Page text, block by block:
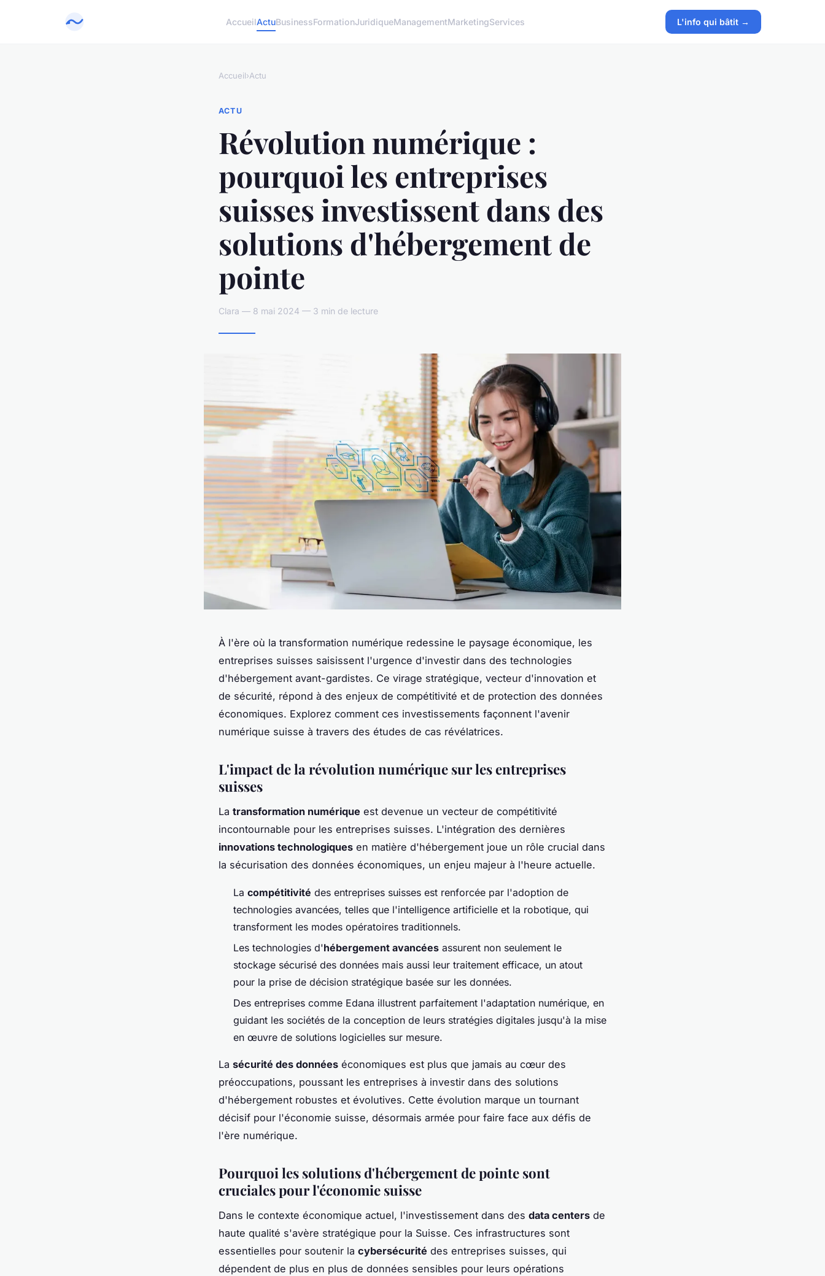
AccueilActuBusinessFormationJuridiqueManagementMarketingServices L'info qui bâtit →
Accueil›Actu
ACTU
Révolution numérique :
pourquoi les entreprises
suisses investissent dans des
solutions d'hébergement de
pointe
Clara — 8 mai 2024 — 3 min de lecture
À l'ère où la transformation numérique redessine le paysage économique, les
entreprises suisses saisissent l'urgence d'investir dans des technologies
d'hébergement avant-gardistes. Ce virage stratégique, vecteur d'innovation et
de sécurité, répond à des enjeux de compétitivité et de protection des données
économiques. Explorez comment ces investissements façonnent l'avenir
numérique suisse à travers des études de cas révélatrices.
L'impact de la révolution numérique sur les entreprises
suisses
La transformation numérique est devenue un vecteur de compétitivité
incontournable pour les entreprises suisses. L'intégration des dernières
innovations technologiques en matière d'hébergement joue un rôle crucial dans
la sécurisation des données économiques, un enjeu majeur à l'heure actuelle.
La compétitivité des entreprises suisses est renforcée par l'adoption de
technologies avancées, telles que l'intelligence artificielle et la robotique, qui
transforment les modes opératoires traditionnels.
Les technologies d'hébergement avancées assurent non seulement le
stockage sécurisé des données mais aussi leur traitement efficace, un atout
pour la prise de décision stratégique basée sur les données.
Des entreprises comme Edana illustrent parfaitement l'adaptation numérique, en
guidant les sociétés de la conception de leurs stratégies digitales jusqu'à la mise
en œuvre de solutions logicielles sur mesure.
La sécurité des données économiques est plus que jamais au cœur des
préoccupations, poussant les entreprises à investir dans des solutions
d'hébergement robustes et évolutives. Cette évolution marque un tournant
décisif pour l'économie suisse, désormais armée pour faire face aux défis de
l'ère numérique.
Pourquoi les solutions d'hébergement de pointe sont
cruciales pour l'économie suisse
Dans le contexte économique actuel, l'investissement dans des data centers de
haute qualité s'avère stratégique pour la Suisse. Ces infrastructures sont
essentielles pour soutenir la cybersécurité des entreprises suisses, qui
dépendent de plus en plus de données sensibles pour leurs opérations